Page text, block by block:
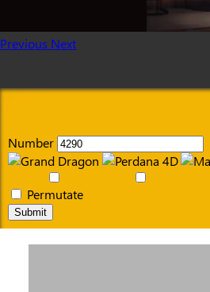
Previous Next
Number
Permutate
Submit